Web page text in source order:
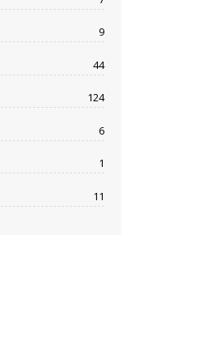
9
44
124
6
1
11